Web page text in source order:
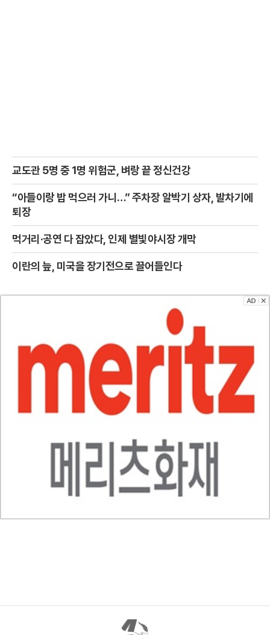
교도관 5명 중 1명 위험군, 벼랑 끝 정신건강
“아들이랑 밥 먹으러 가니…” 주차장 알박기 상자, 발차기에
퇴장
먹거리·공연 다 잡았다, 인제 별빛야시장 개막
이란의 늪, 미국을 장기전으로 끌어들인다